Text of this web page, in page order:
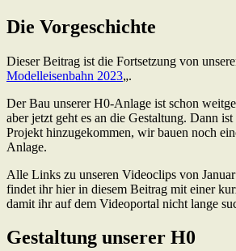
Die Vorgeschichte
Dieser Beitrag ist die Fortsetzung von
Modelleisenbahn 2023„.
Der Bau unserer H0-Anlage ist schon
aber jetzt geht es an die Gestaltung. Dann
Projekt hinzugekommen, wir bauen noch
Anlage.
Alle Links zu unseren Videoclips von
findet ihr hier in diesem Beitrag mit einer
damit ihr auf dem Videoportal nicht lange
Gestaltung unserer H0